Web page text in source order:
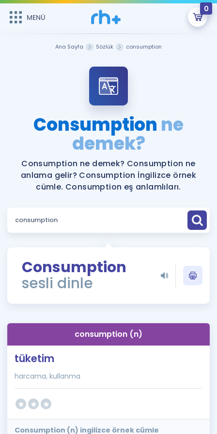
MENÜ
0
Şifremi Hatırlamıyorum
Sepetin Şu An Boş.
Remzi Hoca ile seni sınava hazırlayacak onlarca eğitim seni
bekliyor!
MENÜ
Katılımcı Görüşleri
Faydalı Araçlar
Ücretsiz Kaynaklar
Puan Hesaplama
ÖSYM Sınav Takvimi
Kampanyalar
İngilizce Gramer
İngilizce Gramer
Ana Sayfa Sözlük consumption
Consumption ne
demek?
Consumption ne demek? Consumption ne
anlama gelir? Consumption İngilizce örnek
cümle. Consumption eş anlamlıları.
Consumption
sesli dinle
consumption (n)
tüketim
harcama, kullanma
Consumption (n) ingilizce örnek cümle